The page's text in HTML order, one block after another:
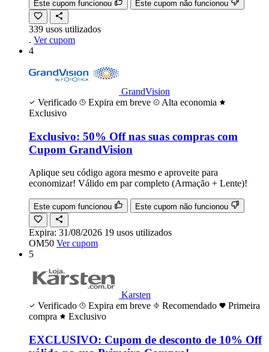
Este cupom funcionou Este cupom não funcionou
339 usos utilizados
. Ver cupom
4
GrandVision
Verificado
Expira em breve
Alta economia
Exclusivo
Exclusivo: 50% Off nas suas compras com
Cupom GrandVision
Aplique seu código agora mesmo e aproveite para
economizar! Válido em par completo (Armação + Lente)!
Este cupom funcionou Este cupom não funcionou
Expira: 31/08/2026 19 usos utilizados
OM50 Ver cupom
5
Karsten
Verificado
Expira em breve Recomendado
Primeira
compra
Exclusivo
EXCLUSIVO: Cupom de desconto de 10% Off